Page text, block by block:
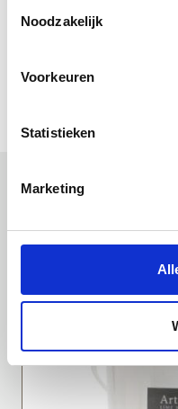
Noodzakelijk
Voorkeuren
Statistieken
Marketing
Downloads
Instructions